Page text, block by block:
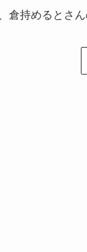
倉持めるとさ